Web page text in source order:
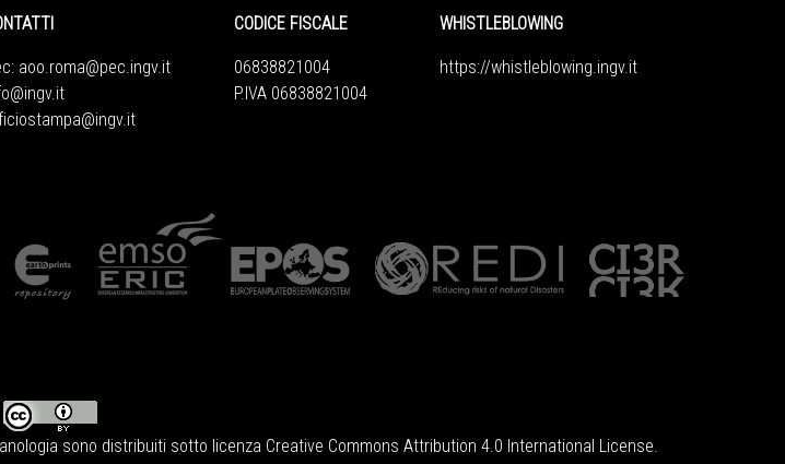
aoo.roma@pec.ingv.it
CODICE FISCALE
06838821004
P.IVA 06838821004
WHISTLEBLOWING
https://whistleblowing.ingv.it
sono distribuiti sotto licenza Creative Commons Attribution 4.0 International License.